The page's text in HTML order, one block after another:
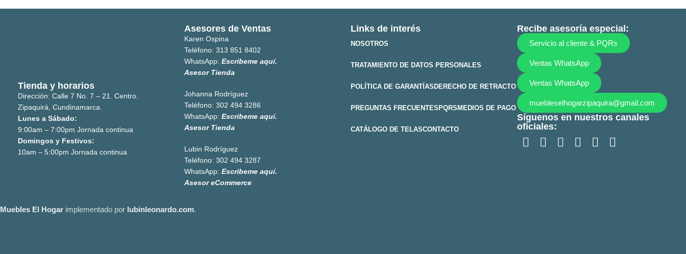
Tienda y horarios
Dirección: Calle 7 No. 7 – 21. Centro.
Zipaquirá, Cundinamarca.
Lunes a Sábado:
9:00am – 7:00pm Jornada continua
Domingos y Festivos:
10am – 5:00pm Jornada continua
Asesores de Ventas
Karen Ospina
Teléfono: 313 851 8402
WhatsApp: Escribeme aquí.
Asesor Tienda
Johanna Rodríguez
Teléfono: 302 494 3286
WhatsApp: Escribeme aquí.
Asesor Tienda
Lubin Rodríguez
Teléfono: 302 494 3287
WhatsApp: Escribeme aquí.
Asesor eCommerce
Links de interés
NOSOTROS
TRATAMIENTO DE DATOS PERSONALES
POLÍTICA DE GARANTÍAS DERECHO DE RETRACTO
PREGUNTAS FRECUENTES PQRS MEDIOS DE PAGO
CATÁLOGO DE TELASCONTACTO
Recibe asesoría especial:
Servicio al cliente & PQRs
Ventas WhatsApp
Ventas WhatsApp
muebleselhogarzipaquira@gmail.com
Síguenos en nuestros canales
oficiales:
Muebles El Hogar implementado por lubinleonardo.com.